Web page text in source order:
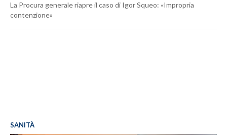
La Procura generale riapre il caso di Igor Squeo: «Impropria
contenzione»
SANITÀ